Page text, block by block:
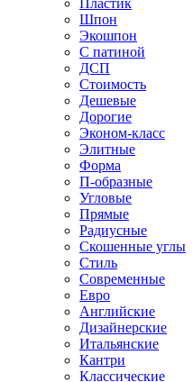
Пластик
Шпон
Экошпон
С патиной
ДСП
Стоимость
Дешевые
Дорогие
Эконом-класс
Элитные
Форма
П-образные
Угловые
Прямые
Радиусные
Скошенные углы
Стиль
Современные
Евро
Английские
Дизайнерские
Итальянские
Кантри
Классические